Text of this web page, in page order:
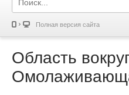
Полная версия сайта
Область